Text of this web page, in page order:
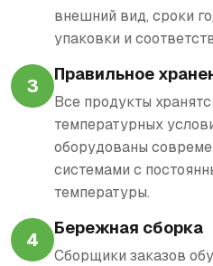
внешний вид, сроки
упаковки и
3
Правильное
Все продукты
температурных
оборудованы
системами с
температуры.
4
Бережная сборка
Сборщики заказов